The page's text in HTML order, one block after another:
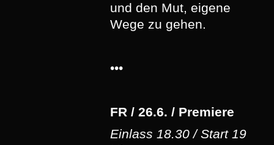
und den Mut, eigene
Wege zu gehen.
•••
FR / 26.6. / Premiere
Einlass 18.30 / Start 19